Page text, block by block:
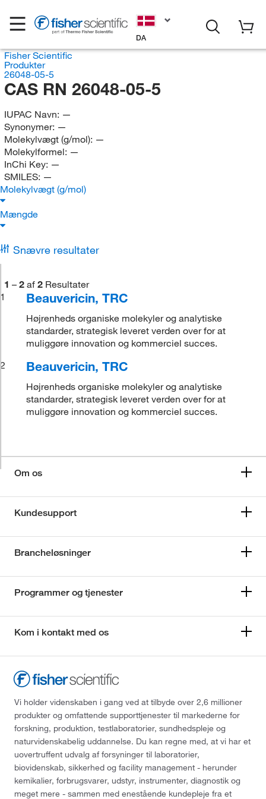
DA
Fisher Scientific
Produkter
26048-05-5
CAS RN 26048-05-5
IUPAC Navn: —
Synonymer: —
Molekylvægt (g/mol): —
Molekylformel: —
InChi Key: —
SMILES: —
Molekylvægt (g/mol)
Mængde
Snævre resultater
1 – 2 af 2 Resultater
1
Beauvericin, TRC
Højrenheds organiske molekyler og analytiske
standarder, strategisk leveret verden over for at
muliggøre innovation og kommerciel succes.
2
Beauvericin, TRC
Højrenheds organiske molekyler og analytiske
standarder, strategisk leveret verden over for at
muliggøre innovation og kommerciel succes.
Om os
Kundesupport
Brancheløsninger
Programmer og tjenester
Kom i kontakt med os
Vi holder videnskaben i gang ved at tilbyde over 2,6 millioner
produkter og omfattende supporttjenester til markederne for
forskning, produktion, testlaboratorier, sundhedspleje og
naturvidenskabelig uddannelse. Du kan regne med, at vi har et
uovertruffent udvalg af forsyninger til laboratorier,
biovidenskab, sikkerhed og facility management - herunder
kemikalier, forbrugsvarer, udstyr, instrumenter, diagnostik og
meget mere - sammen med enestående kundepleje fra et